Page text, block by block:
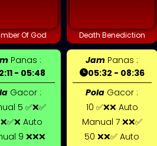
Of God
Panas :
- 05:48
Gacor :
5 ✅❌✅
Auto
9 ❌❌❌
Death Benediction
Jam Panas :
05:32 - 08:36
Pola Gacor :
10 ✅❌❌ Auto
Manual 7 ❌❌✅
50 ❌❌✅ Auto